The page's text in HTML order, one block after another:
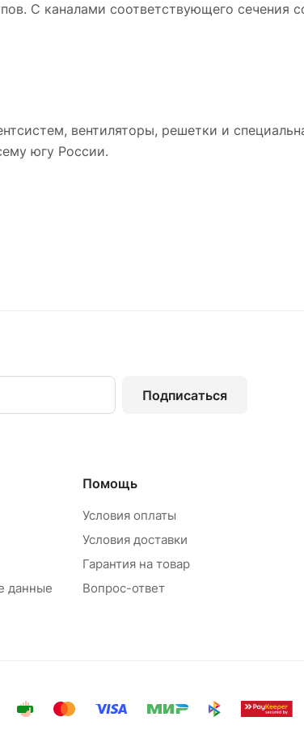
C каналами соответствующего сечения
вентиляторы, решетки и
югу России.
Подписаться
данные
Помощь
Условия оплаты
Условия доставки
Гарантия на товар
Вопрос-ответ